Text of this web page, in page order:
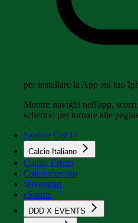
per installare la App sul tuo
Mentre navighi nell'app,
schermo per tornare alle
Notizie Calcio
Calcio Italiano
Calcio Estero
Calciomercato
Streaming
eSports
DDD X EVENTS